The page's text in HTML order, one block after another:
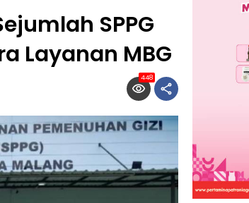
SPPG
Layanan MBG
448